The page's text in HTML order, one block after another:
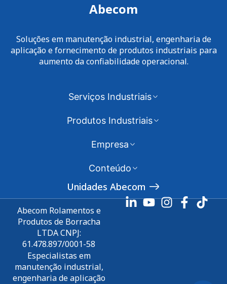
Abecom
Soluções em manutenção industrial, engenharia de
aplicação e fornecimento de produtos industriais para
aumento da confiabilidade operacional.
Serviços Industriais
Produtos Industriais
Empresa
Conteúdo
Unidades Abecom
Abecom Rolamentos e
Produtos de Borracha
LTDA CNPJ:
61.478.897/0001-58
Especialistas em
manutenção industrial,
engenharia de aplicação